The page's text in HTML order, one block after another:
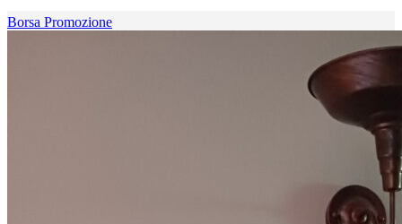
Borsa Promozione